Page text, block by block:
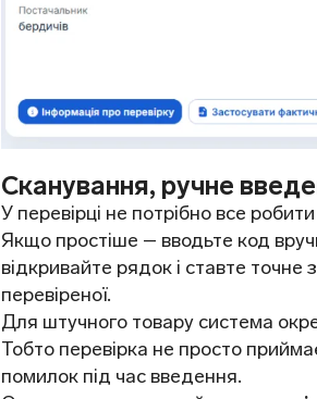
Сканування, ручне
У перевірці не потрібно все
Якщо простіше – вводьте код
відкривайте рядок і ставте
перевіреної.
Для штучного товару система
Тобто перевірка не просто
помилок під час введення.